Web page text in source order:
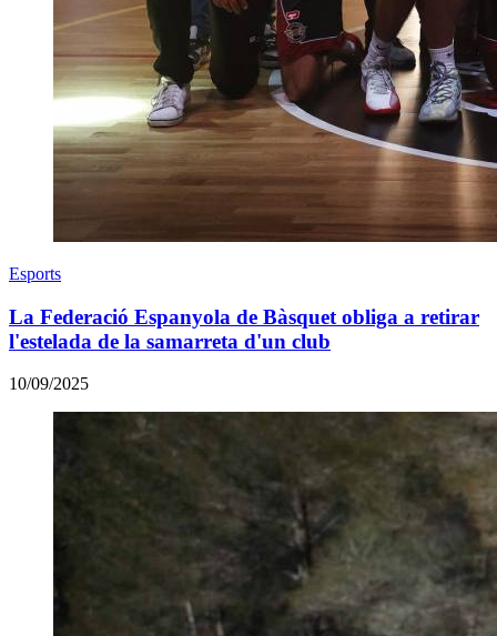
Esports
La Federació Espanyola de Bàsquet obliga a retirar
l'estelada de la samarreta d'un club
10/09/2025